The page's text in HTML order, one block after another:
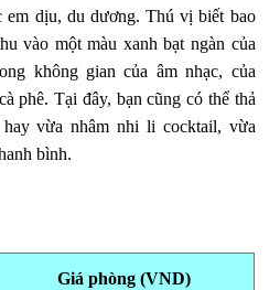
em dịu, du dương. Thú vị biết bao
vào một màu xanh bạt ngàn của
không gian của âm nhạc, của
phê. Tại đây, bạn cũng có thể thả
vừa nhâm nhi li cocktail, vừa
bình.
Giá phòng (VND)